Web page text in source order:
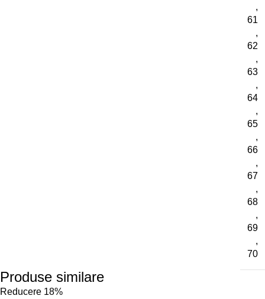
,
61
,
62
,
63
,
64
,
65
,
66
,
67
,
68
,
69
,
70
Produse similare
Reducere 18%